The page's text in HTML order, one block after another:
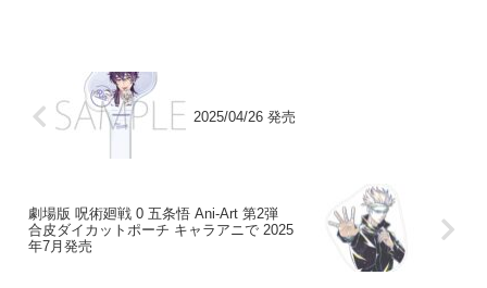
2025/04/26 発売
劇場版 呪術廻戦 0 五条悟 Ani-Art 第2弾
合皮ダイカットポーチ キャラアニで 2025
年7月発売